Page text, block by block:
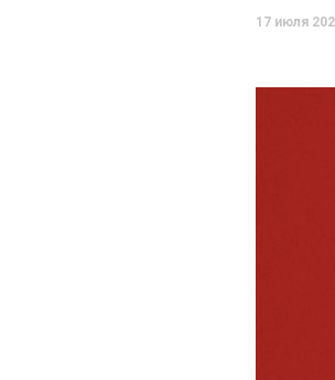
17 июля